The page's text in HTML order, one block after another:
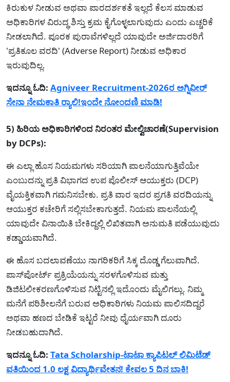
ಕಿರುಕುಳ ನೀಡುವ ಅಥವಾ ಪಾರದರ್ಶಕತೆ ಇಲ್ಲದೆ ಕೆಲಸ ಮಾಡುವ
ಅಧಿಕಾರಿಗಳ ವಿರುದ್ಧ ಶಿಸ್ತು ಕ್ರಮ ಕೈಗೊಳ್ಳಲಾಗುವುದು ಎಂದು ಎಚ್ಚರಿಕೆ
ನೀಡಲಾಗಿದೆ. ಪೂರಕ ಪುರಾವೆಗಳಿಲ್ಲದೆ ಯಾವುದೇ ಅರ್ಜಿದಾರರಿಗೆ
'ಪ್ರತಿಕೂಲ ವರದಿ' (Adverse Report) ನೀಡುವ ಅಧಿಕಾರ
ಇರುವುದಿಲ್ಲ.
ಇದನ್ನೂ ಓದಿ: Agniveer Recruitment-2026ರ ಅಗ್ನಿವೀರ್
ಸೇನಾ ನೇಮಕಾತಿ ರ‍್ಯಾಲಿ!ಇಂದೇ ನೋಂದಣಿ ಮಾಡಿ!
5) ಹಿರಿಯ ಅಧಿಕಾರಿಗಳಿಂದ ನಿರಂತರ ಮೇಲ್ವಿಚಾರಣೆ(Supervision
by DCPs):
ಈ ಎಲ್ಲಾ ಹೊಸ ನಿಯಮಗಳು ಸರಿಯಾಗಿ ಪಾಲನೆಯಾಗುತ್ತಿವೆಯೇ
ಎಂಬುದನ್ನು ಪ್ರತಿ ವಿಭಾಗದ ಉಪ ಪೊಲೀಸ್ ಆಯುಕ್ತರು (DCP)
ವೈಯಕ್ತಿಕವಾಗಿ ಗಮನಿಸಬೇಕು. ಪ್ರತಿ ವಾರ ಇದರ ಪ್ರಗತಿ ವರದಿಯನ್ನು
ಆಯುಕ್ತರ ಕಚೇರಿಗೆ ಸಲ್ಲಿಸಬೇಕಾಗುತ್ತದೆ. ನಿಯಮ ಪಾಲನೆಯಲ್ಲಿ
ಯಾವುದೇ ವಿನಾಯಿತಿ ಬೇಕಿದ್ದಲ್ಲಿ ಲಿಖಿತವಾಗಿ ಅನುಮತಿ ಪಡೆಯುವುದು
ಕಡ್ಡಾಯವಾಗಿದೆ.
ಈ ಹೊಸ ಬದಲಾವಣೆಯು ನಾಗರಿಕರಿಗೆ ಸಿಕ್ಕ ದೊಡ್ಡ ಗೆಲುವಾಗಿದೆ.
ಪಾಸ್‌ಪೋರ್ಟ್ ಪ್ರಕ್ರಿಯೆಯನ್ನು ಸರಳಗೊಳಿಸುವ ಮತ್ತು
ಡಿಜಿಟಲೀಕರಣಗೊಳಿಸುವ ನಿಟ್ಟಿನಲ್ಲಿ ಇದೊಂದು ಮೈಲಿಗಲ್ಲು. ನಿಮ್ಮ
ಮನೆಗೆ ಪರಿಶೀಲನೆಗೆ ಬರುವ ಅಧಿಕಾರಿಗಳು ನಿಯಮ ಪಾಲಿಸದಿದ್ದರೆ
ಅಥವಾ ಹಣದ ಬೇಡಿಕೆ ಇಟ್ಟರೆ ನೀವು ಧೈರ್ಯವಾಗಿ ದೂರು
ನೀಡಬಹುದಾಗಿದೆ.
ಇದನ್ನೂ ಓದಿ: Tata Scholarship-ಟಾಟಾ ಕ್ಯಾಪಿಟಲ್ ಲಿಮಿಟೆಡ್‌
ವತಿಯಿಂದ 1.0 ಲಕ್ಷ ವಿದ್ಯಾರ್ಥಿವೇತನ! ಕೇವಲ 5 ದಿನ ಬಾಕಿ!